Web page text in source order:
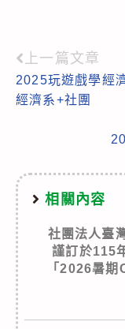
Read
more
上一篇文章
2025玩遊戲學經
經濟系+社團
相關內容
社團法人臺
謹訂於115
「2026暑